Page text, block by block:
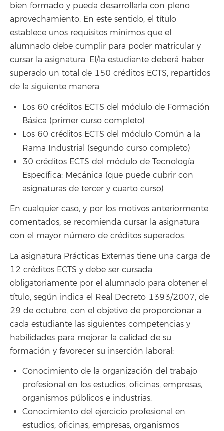
bien formado y pueda desarrollarla con pleno
aprovechamiento. En este sentido, el título
establece unos requisitos mínimos que el
alumnado debe cumplir para poder matricular y
cursar la asignatura. El/la estudiante deberá haber
superado un total de 150 créditos ECTS, repartidos
de la siguiente manera:
Los 60 créditos ECTS del módulo de Formación
Básica (primer curso completo)
Los 60 créditos ECTS del módulo Común a la
Rama Industrial (segundo curso completo)
30 créditos ECTS del módulo de Tecnología
Específica: Mecánica (que puede cubrir con
asignaturas de tercer y cuarto curso)
En cualquier caso, y por los motivos anteriormente
comentados, se recomienda cursar la asignatura
con el mayor número de créditos superados.
La asignatura Prácticas Externas tiene una carga de
12 créditos ECTS y debe ser cursada
obligatoriamente por el alumnado para obtener el
título, según indica el Real Decreto 1393/2007, de
29 de octubre, con el objetivo de proporcionar a
cada estudiante las siguientes competencias y
habilidades para mejorar la calidad de su
formación y favorecer su inserción laboral:
Conocimiento de la organización del trabajo
profesional en los estudios, oficinas, empresas,
organismos públicos e industrias.
Conocimiento del ejercicio profesional en
estudios, oficinas, empresas, organismos